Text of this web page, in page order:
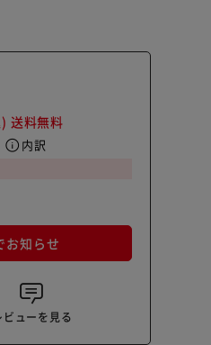
送料無料
info 内訳
お知らせ
ビューを見る